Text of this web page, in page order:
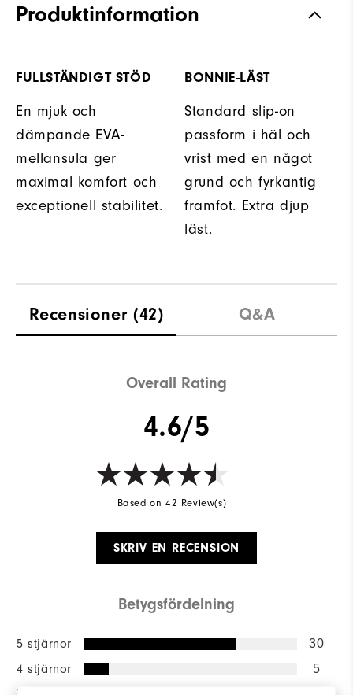
Produktinformation
FULLSTÄNDIGT STÖD
En mjuk och
dämpande EVA-
mellansula ger
maximal komfort och
exceptionell stabilitet.
BONNIE-LÄST
Standard slip-on
passform i häl och
vrist med en något
grund och fyrkantig
framfot. Extra djup
läst.
Recensioner (42) Q&A
Overall Rating
4.6/5
Based on 42 Review(s)
SKRIV EN RECENSION
Betygsfördelning
5 stjärnor 30
4 stjärnor 5